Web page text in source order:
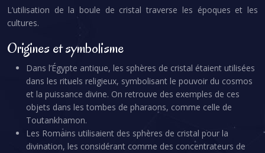
L’utilisation de la boule de cristal traverse les époques et les
cultures.
Origines et symbolisme
Dans l’Égypte antique, les sphères de cristal étaient utilisées
dans les rituels religieux, symbolisant le pouvoir du cosmos
et la puissance divine. On retrouve des exemples de ces
objets dans les tombes de pharaons, comme celle de
Toutankhamon.
Les Romains utilisaient des sphères de cristal pour la
divination, les considérant comme des concentrateurs de